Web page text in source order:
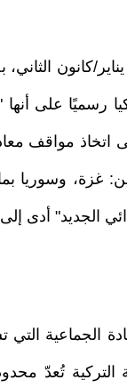
كانون
رسميًا على
اتخاذ مواقف
غزة، وسوريا
الجديد" أدى
الجماعية
التركية تُعدّ